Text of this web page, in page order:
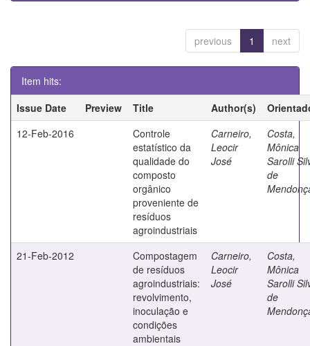
previous 1 next
Item hits:
Issue Date
Preview Title Author(s)
12-Feb-2016
Controle
estatístico da
qualidade do
composto
orgânico
proveniente de
resíduos
agroindustriais
Carneiro,
Leocir
José
Costa,
Mônica
Sarolli
de
21-Feb-2012
Compostagem
de resíduos
agroindustriais:
revolvimento,
inoculação e
condições
ambientais
Carneiro,
Leocir
José
Costa,
Mônica
Sarolli
de